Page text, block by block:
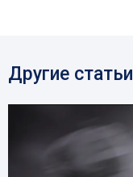
Другие статьи